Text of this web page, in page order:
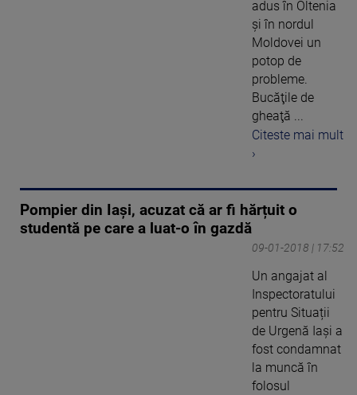
adus în Oltenia
şi în nordul
Moldovei un
potop de
probleme.
Bucăţile de
gheaţă ...
Citeste mai mult
›
Pompier din Iași, acuzat că ar fi hărțuit o
studentă pe care a luat-o în gazdă
09-01-2018 | 17:52
Un angajat al
Inspectoratului
pentru Situații
de Urgenă Iași a
fost condamnat
la muncă în
folosul